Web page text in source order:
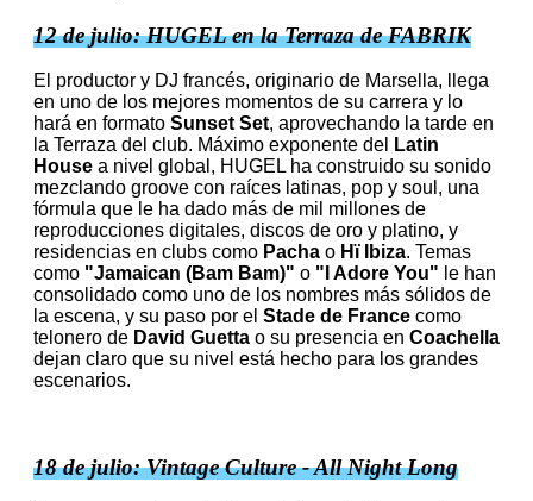
12 de julio: HUGEL en la Terraza de FABRIK
El productor y DJ francés, originario de Marsella, llega
en uno de los mejores momentos de su carrera y lo
hará en formato Sunset Set, aprovechando la tarde en
la Terraza del club. Máximo exponente del
Latin
House a nivel global, HUGEL ha construido su sonido
mezclando groove con raíces latinas, pop y soul, una
fórmula que le ha dado más de mil millones de
reproducciones digitales, discos de oro y platino, y
residencias en clubs como Pacha o Hï Ibiza. Temas
como "Jamaican (Bam Bam)" o "I Adore You" le han
consolidado como uno de los nombres más sólidos de
la escena, y su paso por el Stade de France como
telonero de David Guetta o su presencia en Coachella
dejan claro que su nivel está hecho para los grandes
escenarios.
18 de julio: Vintage Culture - All Night Long